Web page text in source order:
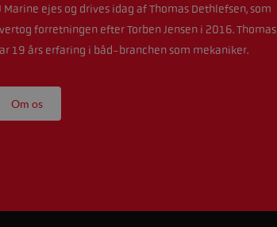
Marine ejes og drives idag af Thomas Dethlefsen, som
forretningen efter Torben Jensen i 2016. Thomas
19 års erfaring i båd-branchen som mekaniker.
Om os